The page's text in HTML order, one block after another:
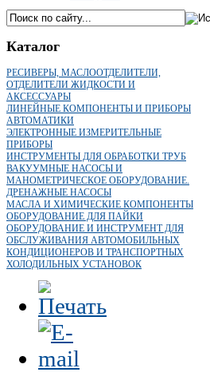
Каталог
РЕСИВЕРЫ, МАСЛООТДЕЛИТЕЛИ,
ОТДЕЛИТЕЛИ ЖИДКОСТИ И
АКСЕССУАРЫ
ЛИНЕЙНЫЕ КОМПОНЕНТЫ И ПРИБОРЫ
АВТОМАТИКИ
ЭЛЕКТРОННЫЕ ИЗМЕРИТЕЛЬНЫЕ
ПРИБОРЫ
ИНСТРУМЕНТЫ ДЛЯ ОБРАБОТКИ ТРУБ
ВАКУУМНЫЕ НАСОСЫ И
МАНОМЕТРИЧЕСКОЕ ОБОРУДОВАНИЕ.
ДРЕНАЖНЫЕ НАСОСЫ
МАСЛА И ХИМИЧЕСКИЕ КОМПОНЕНТЫ
ОБОРУДОВАНИЕ ДЛЯ ПАЙКИ
ОБОРУДОВАНИЕ И ИНСТРУМЕНТ ДЛЯ
ОБСЛУЖИВАНИЯ АВТОМОБИЛЬНЫХ
КОНДИЦИОНЕРОВ И ТРАНСПОРТНЫХ
ХОЛОДИЛЬНЫХ УСТАНОВОК